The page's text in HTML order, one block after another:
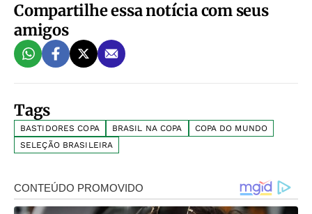
Compartilhe essa notícia com seus
amigos
Tags
BASTIDORES COPA BRASIL NA COPA
COPA DO MUNDO
SELEÇÃO BRASILEIRA